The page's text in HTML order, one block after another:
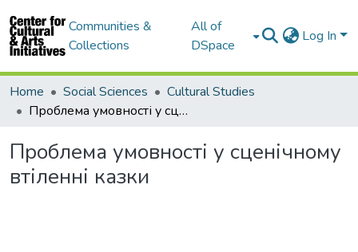
Communities &
Collections
All of
DSpace
Log In
Home Social Sciences
Cultural Studies
Проблема умовності у сценічному втіленні казки
Проблема умовності у сценічному
втіленні казки